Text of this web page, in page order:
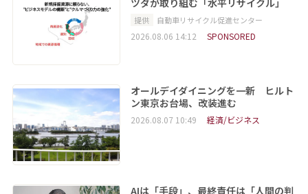
提供 自動車リサイクル促進センター
2026.08.06 14:12 SPONSORED
オールデイダイニングを一新 ヒルト
ン東京お台場、改装進む
2026.08.07 10:49 経済/ビジネス
AIは「手段」、最終責任は「人間の判